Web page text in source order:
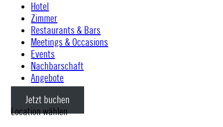
Hotel
Zimmer
Restaurants & Bars
Meetings & Occasions
Events
Nachbarschaft
Angebote
Jetzt buchen
Location wählen